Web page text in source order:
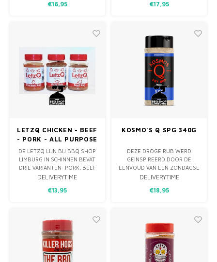
JE VLEES BESTRIJKEN IN DE
PROBEER DIT OP ALL
€16,95 €17,95
LETZQ CHICKEN - BEEF
- PORK - ALL PURPOSE
- GARLIC - BBQ RUB
POT
DE LETZQ LIJN BIJ BBQ SHOP
LIMBURG IN SCHINNEN BEVAT
DRIE VARIANTEN: PORK, BEEF
EN CHICKEN. IEDERE VARIANT
INGREDIËNTEN ALS SUIKER,
UITGEBALANCEERDE MIX VAN
KRUIDEN EN SPECERIJEN DIE
ZIJN AFGESTEMD O
DELIVERYTIME
€13,95
KOSMO’S Q SPG 340G
DEZE DROGE RUB WERD
GEINSPIREERD DOOR DE
EENVOUD VAN EEN ZONDAGSE
BBQ. DUS OF JE NU OP ZOEK
RUB OF VOOR IN DE
BEZORGEN! ALS DE
NIEUWSTE DROGE
KRUIDENMIX IN ONZE LINE
DELIVERYTIME
€18,95